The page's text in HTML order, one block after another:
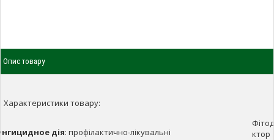
Опис товару
Характеристики товару:
дія: профілактично-лікувальні
ктор